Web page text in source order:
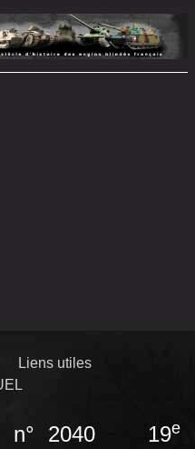
Liens utiles
n° 2040 19e